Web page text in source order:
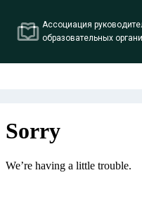
Ассоциация
образовательных